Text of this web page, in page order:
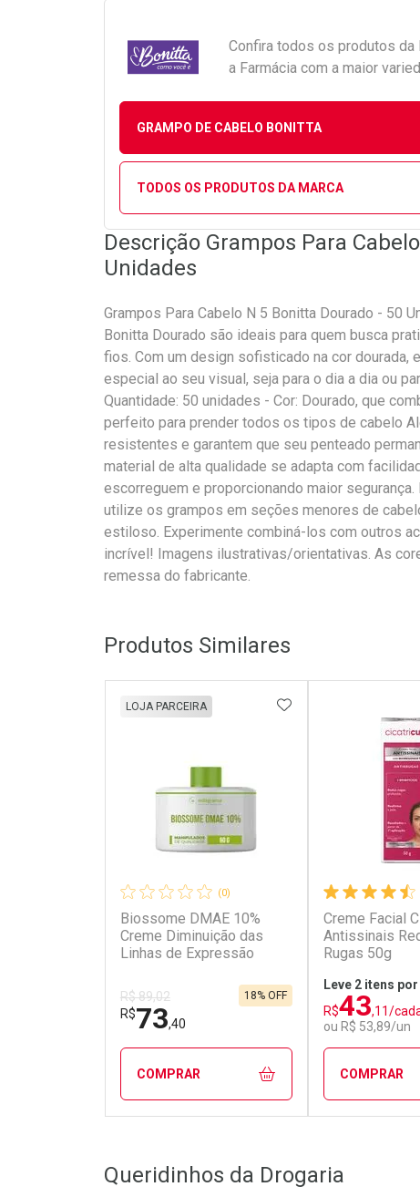
Confira todos os produtos da
a Farmácia com a maior
GRAMPO DE CABELO BONITTA
TODOS OS PRODUTOS DA MARCA
Descrição Grampos Para
Unidades
Grampos Para Cabelo N 5 Bonitta Dourado - 50
Bonitta Dourado são ideais para quem busca
fios. Com um design sofisticado na cor
especial ao seu visual, seja para o dia a dia ou
Quantidade: 50 unidades - Cor: Dourado, que
perfeito para prender todos os tipos de cabelo
resistentes e garantem que seu penteado
material de alta qualidade se adapta com
escorreguem e proporcionando maior
utilize os grampos em seções menores de
estiloso. Experimente combiná-los com outros
incrível! Imagens ilustrativas/orientativas. As
remessa do fabricante.
Produtos Similares
(0)
Biossome DMAE 10%
Creme Diminuição das
Linhas de Expressão
LOJA PARCEIRA
R$ 89,02
R$73,40
18% OFF
ADICIONAR AOS
COMPRAR
Laboratório
Por Menos
Creme Facial
Antissinais
Rugas 50g
Leve 2 itens por
R$43,11/
ou R$ 53,89/un
COMPRAR
Por Menos
Queridinhos da Drogaria